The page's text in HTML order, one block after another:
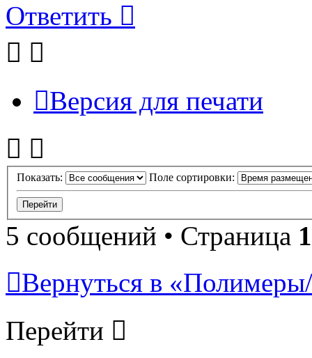
Ответить
Версия для печати
Показать: Поле сортировки:
5 сообщений • Страница 1
Вернуться в
Перейти